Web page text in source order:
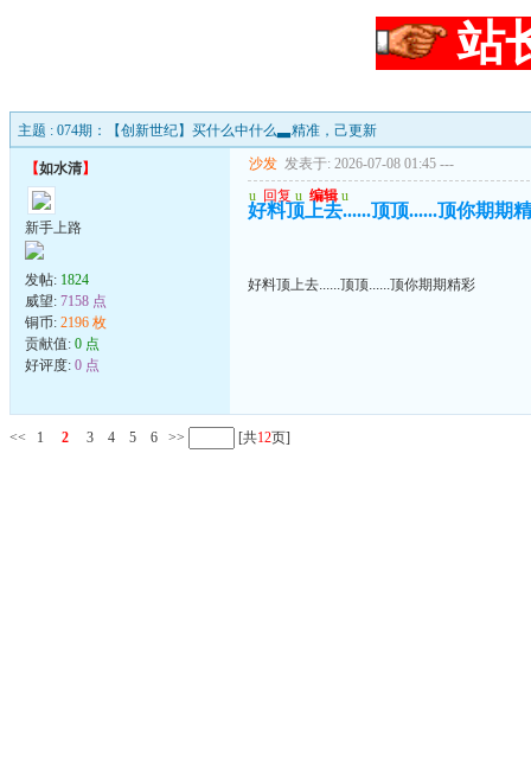
站
主题 : 074期：【创新世纪】买什么中什么▃精准，己更新
【如水清】
新手上路
发帖: 1824
威望: 7158 点
铜币: 2196 枚
贡献值: 0 点
好评度: 0 点
沙发 发表于: 2026-07-08 01:45 ---
u 回复 u 编辑 u
好料顶上去......顶顶......顶你期期
好料顶上去......顶顶......顶你期期精彩
<< 1 2 3 4 5 6 >> [共12页]